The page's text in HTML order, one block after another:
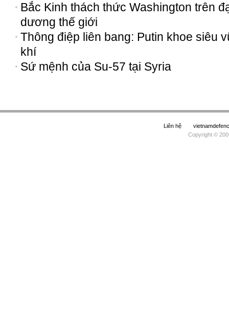
Bắc Kinh thách thức Washington trên
dương thế giới
Thông điệp liên bang: Putin khoe siêu
khí
Sứ mệnh của Su-57 tại Syria
Liên hệ
Copyright ©